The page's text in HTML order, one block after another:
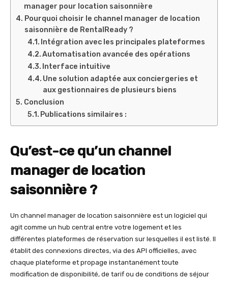
manager pour location saisonnière
Pourquoi choisir le channel manager de location
saisonnière de RentalReady ?
Intégration avec les principales plateformes
Automatisation avancée des opérations
Interface intuitive
Une solution adaptée aux conciergeries et
aux gestionnaires de plusieurs biens
Conclusion
Publications similaires :
Qu’est-ce qu’un channel
manager de location
saisonnière?
Un channel manager de location saisonnière est un logiciel qui
agit comme un hub central entre votre logement et les
différentes plateformes de réservation sur lesquelles il est listé. Il
établit des connexions directes, via des API officielles, avec
chaque plateforme et propage instantanément toute
modification de disponibilité, de tarif ou de conditions de séjour